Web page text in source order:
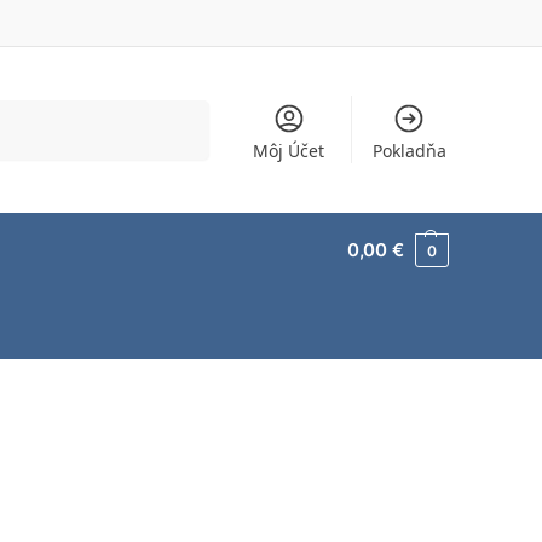
Môj Účet Pokladňa
0,00€ 0